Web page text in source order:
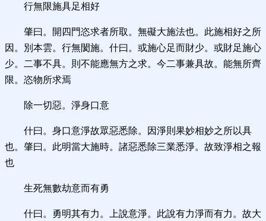
行無限施具足相好
肇曰。開四門恣求者所取。無礙大施法也。此施相好之所
因。別本雲。行無閡施。什曰。或施心足而財少。或財足施心
少。二事不具。則不能應無方之求。今二事兼具故。能無所齊
限。恣物所求焉
除一切惡。淨身口意
什曰。身口意淨故眾惡悉除。因淨則果妙相妙之所以具
也。肇曰。此明當大施時。諸惡悉除三業悉淨。故致淨相之報
也
生死無數劫意而有勇
什曰。勇明其有力。上說意淨。此說有力淨而有力。故大